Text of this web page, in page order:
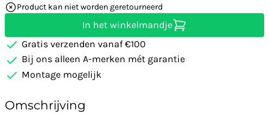
Product kan niet worden geretourneerd
In het winkelmandje
Gratis verzenden vanaf €100
Bij ons alleen A-merken mét garantie
Montage mogelijk
Omschrijving